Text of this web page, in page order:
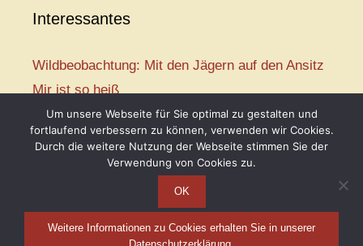
Interessantes
Wildbeobachtung: Mit den Jägern auf den Ansitz
Mir ist so heiß
Mission: Rettungsschwimmer
Vogelwelt-Entdeckertour
Abenteuer Schulanfang
Telse Maria Kähler, 2026
Um unsere Webseite für Sie optimal zu gestalten und
fortlaufend verbessern zu können, verwenden wir Cookies.
Durch die weitere Nutzung der Webseite stimmen Sie der
Verwendung von Cookies zu.
OK
Weitere Informationen zu Cookies erhalten Sie in unserer